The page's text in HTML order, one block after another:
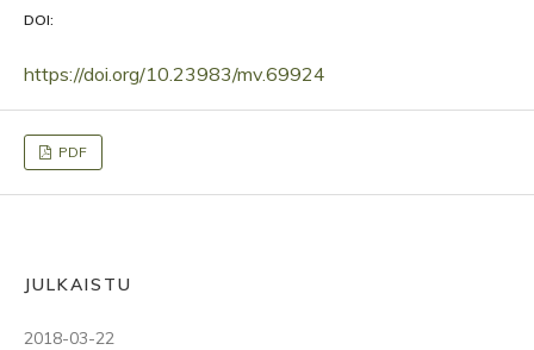
DOI:
https://doi.org/10.23983/mv.69924
PDF
JULKAISTU
2018-03-22